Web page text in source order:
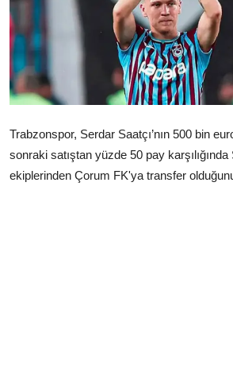
Çerkezköy
Trabzonspor, Serdar Saatçı’nın 500 bin
sonraki satıştan yüzde 50 pay
ekiplerinden Çorum FK'ya transfer